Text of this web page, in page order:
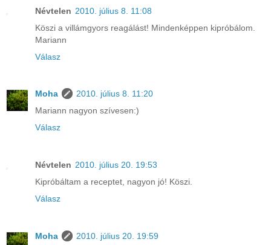
Névtelen 2010. július 8. 11:08
Köszi a villámgyors reagálást! Mindenképpen kipróbálom.
Mariann
Válasz
Moha
2010. július 8. 11:20
Mariann nagyon szívesen:)
Válasz
Névtelen 2010. július 20. 19:53
Kipróbáltam a receptet, nagyon jó! Köszi.
Válasz
Moha
2010. július 20. 19:59